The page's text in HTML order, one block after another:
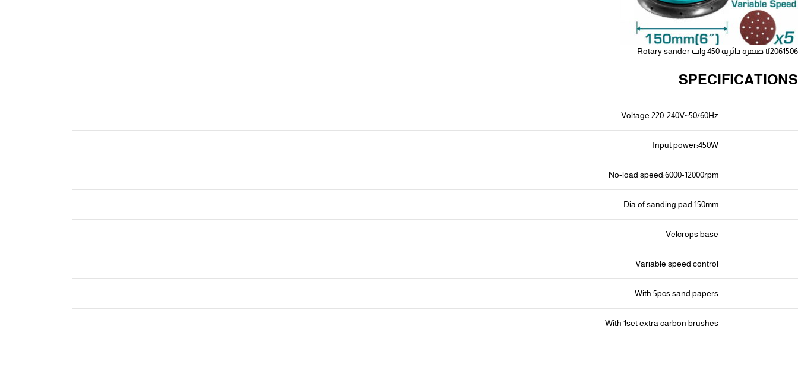
tf2061506 صنفره دائريه 450 وات Rotary sander
SPECIFICATIONS
Voltage:220-240V~50/60Hz
Input power:450W
No-load speed:6000-12000rpm
Dia of sanding pad:150mm
Velcrops base
Variable speed control
With 5pcs sand papers
With 1set extra carbon brushes